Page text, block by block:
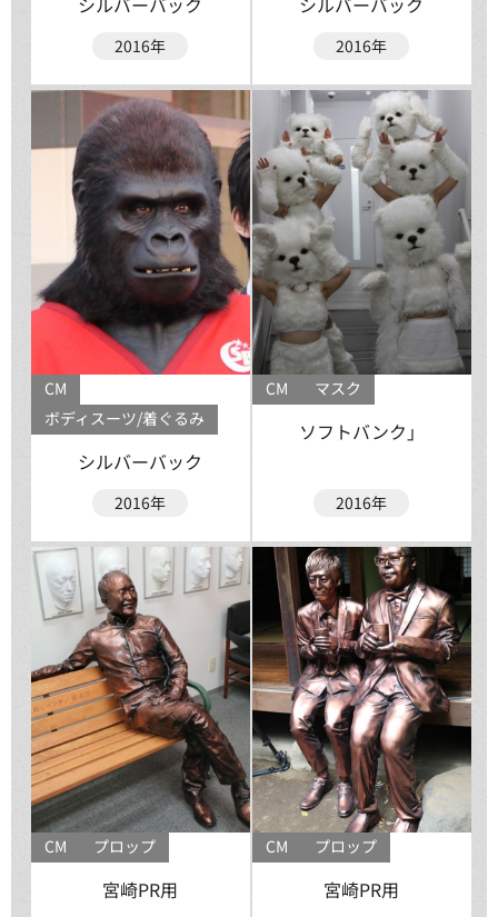
2016年 2016年
CM
ボディスーツ/着ぐるみ
シルバーバック
2016年
CM マスク
ソフトバンク」
2016年
CM プロップ
宮崎PR用
CM プロップ
宮崎PR用